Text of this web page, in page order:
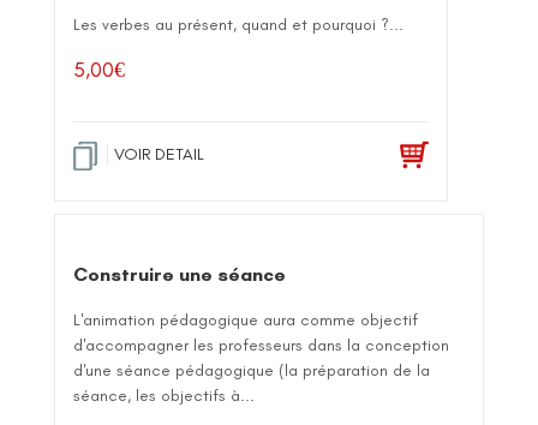
Les verbes au présent, quand et pourquoi ?...
5,00€
VOIR DETAIL
Construire une séance
L'animation pédagogique aura comme objectif
d'accompagner les professeurs dans la conception
d'une séance pédagogique (la préparation de la
séance, les objectifs à...